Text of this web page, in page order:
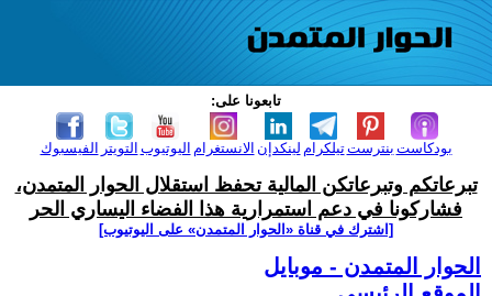
تابعونا على:
الفيسبوك التويتر اليوتيوب الانستغرام لينكدإن تيلكرامبنترست بودكاست
تبرعاتكم وتبرعاتكن المالية تحفظ استقلال الحوار المتمدن،
فشاركونا في دعم استمرارية هذا الفضاء اليساري الحر
[اشترك في قناة ‫«الحوار المتمدن» على اليوتيوب]
الحوار المتمدن - موبايل